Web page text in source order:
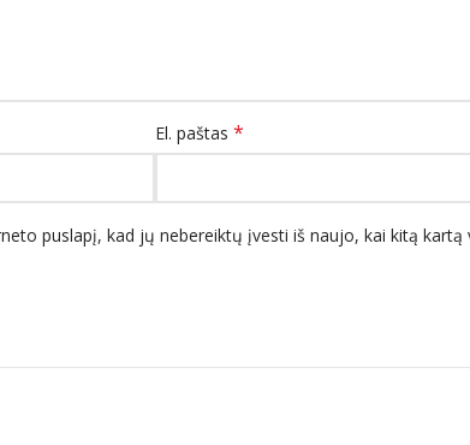
El. paštas *
puslapį, kad jų nebereiktų įvesti iš naujo, kai kitą